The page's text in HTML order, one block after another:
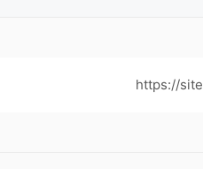
https://